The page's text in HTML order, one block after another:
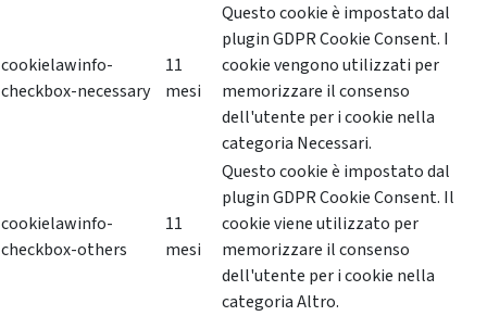
cookielawinfo-
checkbox-necessary
11
mesi
Questo cookie è impostato dal
plugin GDPR Cookie Consent. I
cookie vengono utilizzati per
memorizzare il consenso
dell'utente per i cookie nella
categoria Necessari.
cookielawinfo-
checkbox-others
11
mesi
Questo cookie è impostato dal
plugin GDPR Cookie Consent. Il
cookie viene utilizzato per
memorizzare il consenso
dell'utente per i cookie nella
categoria Altro.